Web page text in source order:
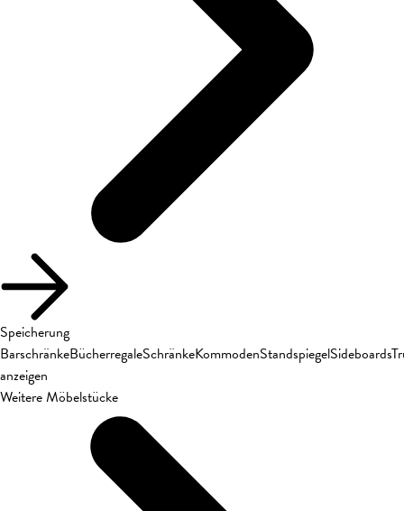
Speicherung
BarschränkeBücherregaleSchränkeKommodenStandspiegelSideboards
anzeigen
Weitere Möbelstücke